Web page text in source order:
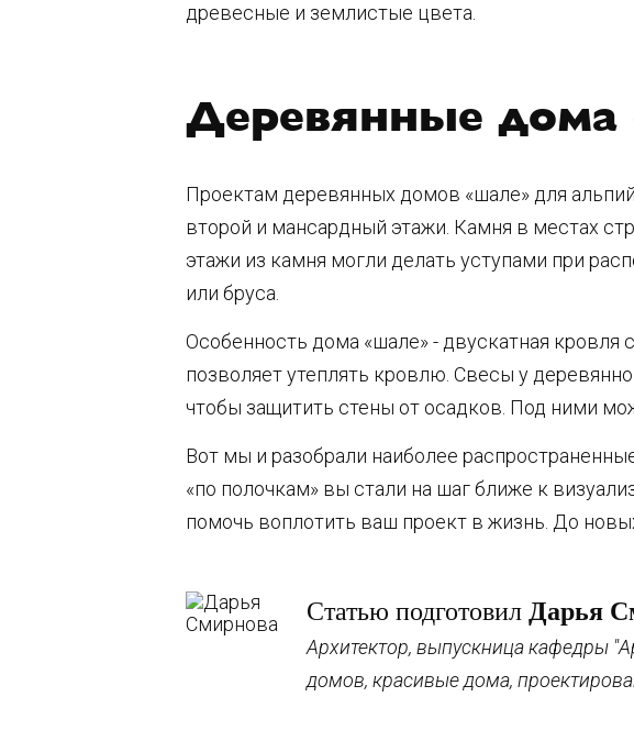
древесные и землистые цвета.
Деревянные дома
Проектам деревянных домов «шале» для
второй и мансардный этажи. Камня в местах
этажи из камня могли делать уступами при
или бруса.
Особенность дома «шале» - двускатная
позволяет утеплять кровлю. Свесы у
чтобы защитить стены от осадков. Под ними
Вот мы и разобрали наиболее
«по полочкам» вы стали на шаг ближе к
помочь воплотить ваш проект в жизнь. До
Статью подготовил Дарья
Архитектор, выпускница кафедры
домов, красивые дома,